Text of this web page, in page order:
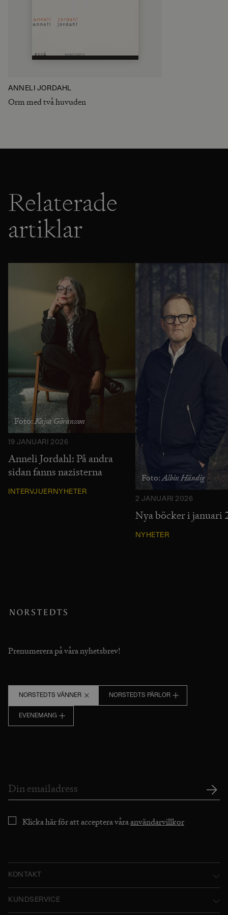
ANNELI JORDAHL
Orm med två huvuden
Relaterade
artiklar
Foto:Kajsa Göransson
19 JANUARI 2026
Anneli Jordahl: På andra
sidan fanns nazisterna
INTERVJUERNYHETER
Foto:Albin Händig
2 JANUARI 2026
Nya böcker i januari
NYHETER
Prenumerera på våra nyhetsbrev!
NORSTEDTS VÄNNER NORSTEDTS PÄRLOR
EVENEMANG
Klicka här för att acceptera våraanvändarvillkor
KONTAKT
P.O. Box 2052
KUNDSERVICE